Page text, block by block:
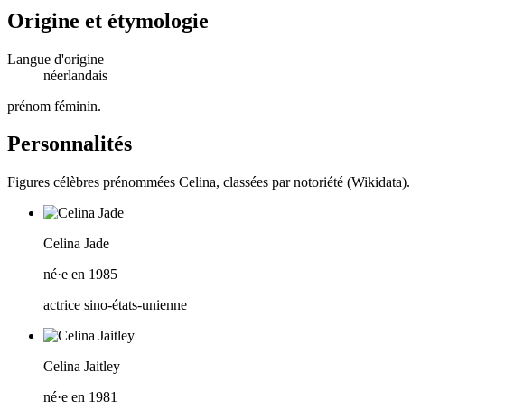
Origine et étymologie
Langue d'origine
néerlandais
prénom féminin.
Personnalités
Figures célèbres prénommées Celina, classées par notoriété (Wikidata).
Celina Jade
né·e en 1985
actrice sino-états-unienne
Celina Jaitley
né·e en 1981